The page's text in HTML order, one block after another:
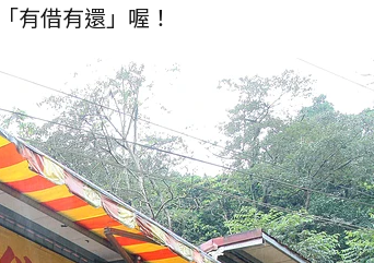
有借有還」喔！